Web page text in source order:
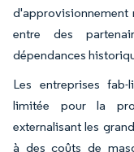
d'approvisionnement
entre des
dépendances
Les entreprises
limitée pour la
externalisant les
à des coûts de